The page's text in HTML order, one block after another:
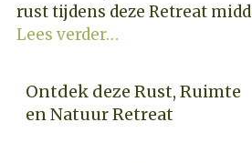
rust tijdens deze Retreat
Lees verder…
Ontdek deze Rust, Ruimte
en Natuur Retreat